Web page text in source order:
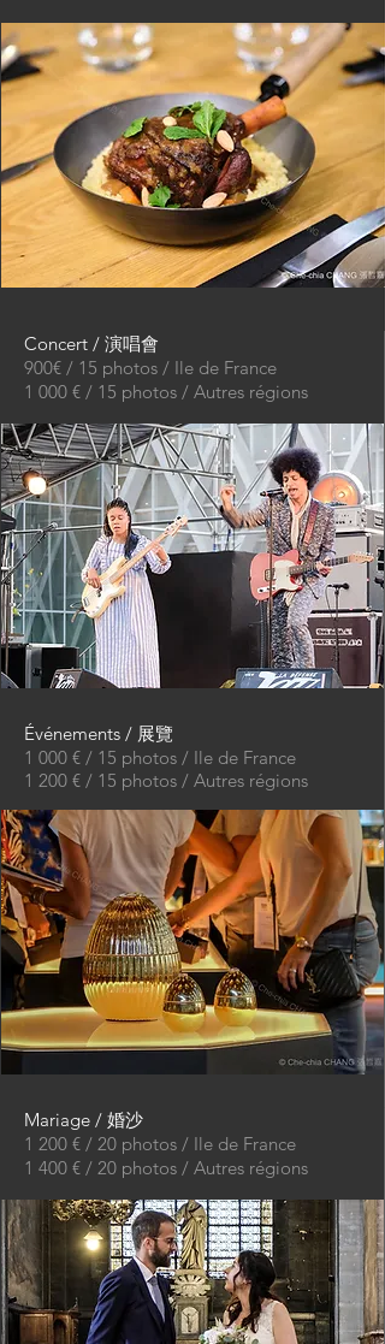
Concert / 演唱會
900€ / 15 photos / Ile de France
1 000 € / 15 photos / Autres régions
Événements / 展覽
1 000 € / 15 photos / Ile de France
1 200 € / 15 photos / Autres régions
Mariage / 婚沙
1 200 € / 20 photos / Ile de France
1 400 € / 20 photos / Autres régions